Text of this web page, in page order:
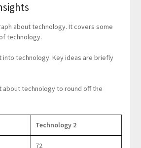
about technology. It covers some
technology.
into technology. Key ideas are briefly
about technology to round off the
Technology 2
72